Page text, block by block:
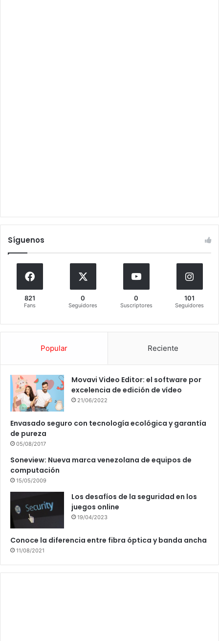
Síguenos
821
Fans
0
Seguidores
0
Suscriptores
101
Seguidores
Popular Reciente
Movavi Video Editor: el software por
excelencia de edición de vídeo
21/06/2022
Envasado seguro con tecnología ecológica y garantía
de pureza
05/08/2017
Soneview: Nueva marca venezolana de equipos de
computación
15/05/2009
Los desafíos de la seguridad en los
juegos online
19/04/2023
Conoce la diferencia entre fibra óptica y banda ancha
11/08/2021